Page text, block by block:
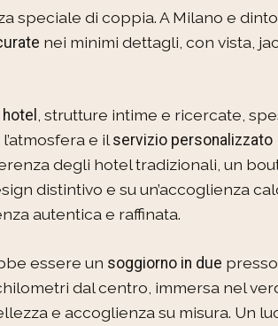
speciale di coppia. A Milano e
nei minimi dettagli, con vista,
, strutture intime e ricercate,
e ilservizio personalizzato
degli hotel tradizionali, un
distintivo e su un’accoglienza
autentica e raffinata.
essere un soggiorno in due
dal centro, immersa nel
e accoglienza su misura. Un